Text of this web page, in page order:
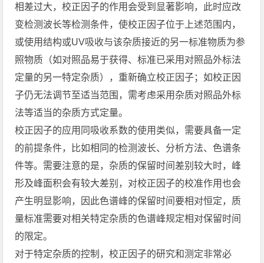
相差过大，校正因子的作用会受到显著影响，此时应改
变检测波长等检测条件，使校正因子位于上述范围内，
或使用结构或UV吸收与该杂质接近的另一标准物质为参
照物质（如对照品易于获得、标准已采用对照品外标法
定量的另一特定杂质），重新确立校正因子；如校正因
子仍无法调节至适当范围，需考虑采用杂质对照品外标
法等适当的杂质方式定量。
校正因子的应用同吸收系数的使用类似，需要具备一定
的前提条件，比如相同的检测波长、分析方法、色谱条
件等。需要注意的是，杂质的保留时间差别较大时，峰
形及峰面积会有较大差别，对校正因子的校准作用也会
产生明显影响，因此色谱峰的保留时间要相对恒定，质
量标准需要对相关特定杂质的色谱峰规定相对保留时间
的限定。
对于特定杂质的控制，校正因子的研究和测定非常必